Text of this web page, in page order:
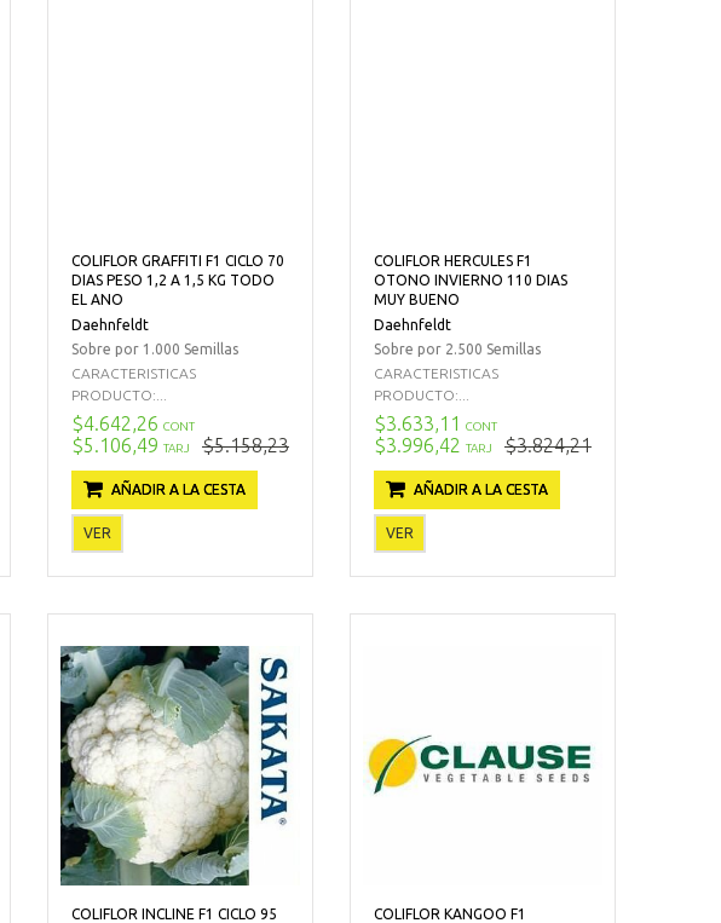
COLIFLOR GRAFFITI F1 CICLO 70
DIAS PESO 1,2 A 1,5 KG TODO
EL ANO
Daehnfeldt
Sobre por 1.000 Semillas
CARACTERISTICAS
PRODUCTO:...
$4.642,26 CONT
$5.106,49 TARJ $5.158,23
AÑADIR A LA CESTA
VER
COLIFLOR HERCULES F1
OTONO INVIERNO 110 DIAS
MUY BUENO
Daehnfeldt
Sobre por 2.500 Semillas
CARACTERISTICAS
PRODUCTO:...
$3.633,11 CONT
$3.996,42 TARJ $3.824,21
AÑADIR A LA CESTA
VER
COLIFLOR INCLINE F1 CICLO 95
COLIFLOR KANGOO F1